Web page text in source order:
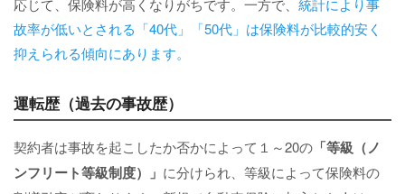
故率が低いとされる「40代」「50代」は保険料が比較的安く
抑えられる傾向にあります。
運転歴（過去の事故歴）
契約者は事故を起こしたか否かによって１～20の 「等級（ノ
ンフリート等級制度）」 に分けられ、等級によって保険料の